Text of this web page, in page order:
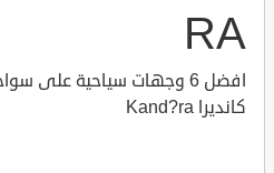
RA
افضل 6 وجهات سياحية على
كانديرا Kand?ra